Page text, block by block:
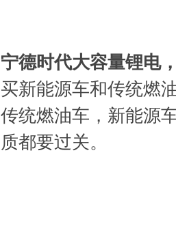
宁德时代大容量锂电
买新能源车和传统燃
传统燃油车，新能源
质都要过关。